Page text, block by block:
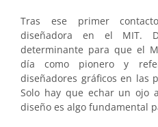
Tras ese primer
diseñadora en el MIT.
determinante para que el
día como pionero y
diseñadores gráficos en las
Solo hay que echar un ojo
diseño es algo fundamental